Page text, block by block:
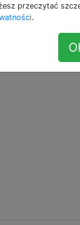
przeczytać
.